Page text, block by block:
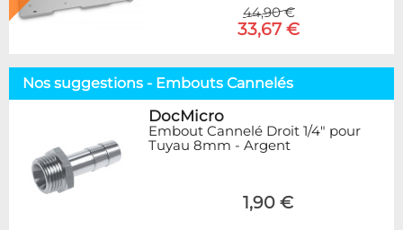
44,90 €
33,67 €
Nos suggestions - Embouts Cannelés
DocMicro
Embout Cannelé Droit 1/4" pour
Tuyau 8mm - Argent
1,90 €